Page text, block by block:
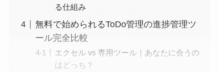
る仕組み
無料で始められるToDo管理の進捗管理ツ
ール完全比較
エクセル vs 専用ツール｜あなたに合うの
はどっち？